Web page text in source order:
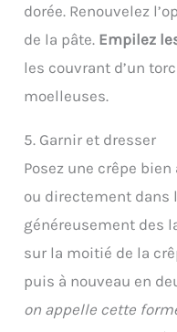
dorée. Renouvelez
de la pâte. Empilez
les couvrant d’un
moelleuses.
5. Garnir et dresser
Posez une crêpe
ou directement dans
généreusement des
sur la moitié de la
puis à nouveau en
on appelle cette